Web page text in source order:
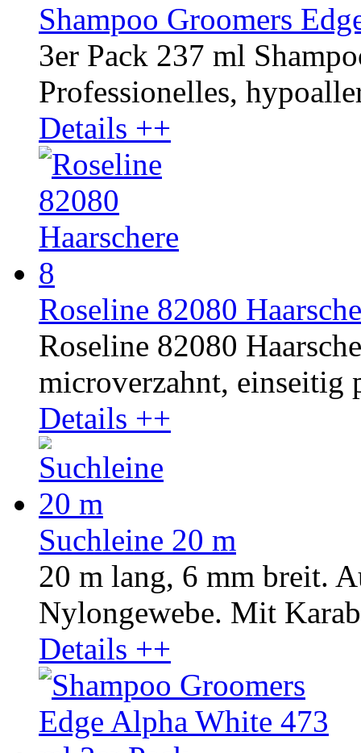
Shampoo Groomers
3er Pack 237 ml
Professionelles,
Details ++
Roseline 82080
Roseline 82080
microverzahnt, einseitig
Details ++
Suchleine 20 m
20 m lang, 6 mm breit.
Nylongewebe. Mit
Details ++